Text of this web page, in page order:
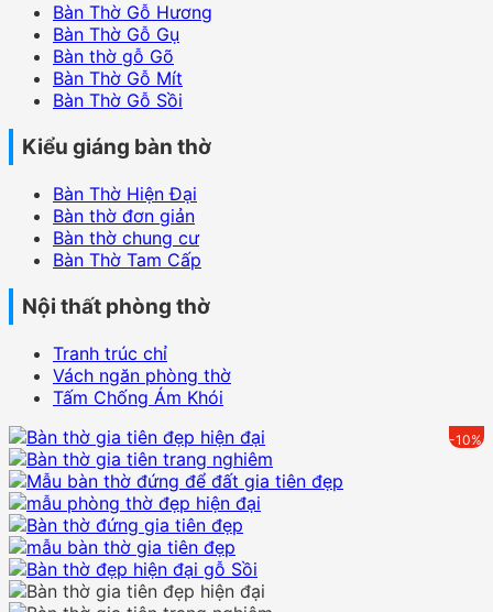
Bàn Thờ Gỗ Hương
Bàn Thờ Gỗ Gụ
Bàn thờ gỗ Gõ
Bàn Thờ Gỗ Mít
Bàn Thờ Gỗ Sồi
Kiểu giáng bàn thờ
Bàn Thờ Hiện Đại
Bàn thờ đơn giản
Bàn thờ chung cư
Bàn Thờ Tam Cấp
Nội thất phòng thờ
Tranh trúc chỉ
Vách ngăn phòng thờ
Tấm Chống Ám Khói
-10%